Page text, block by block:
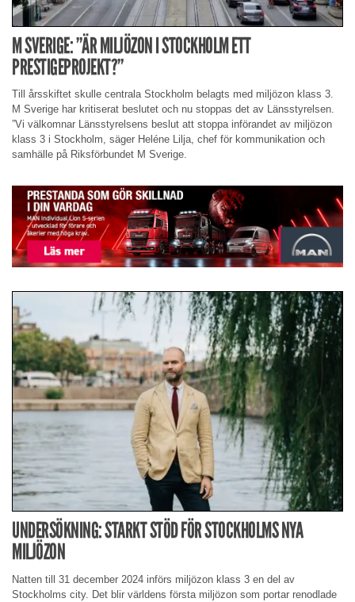
M SVERIGE: ”ÄR MILJÖZON I STOCKHOLM ETT
PRESTIGEPROJEKT?”
Till årsskiftet skulle centrala Stockholm belagts med miljözon klass 3.
M Sverige har kritiserat beslutet och nu stoppas det av Länsstyrelsen.
”Vi välkomnar Länsstyrelsens beslut att stoppa införandet av miljözon
klass 3 i Stockholm, säger Heléne Lilja, chef för kommunikation och
samhälle på Riksförbundet M Sverige.
UNDERSÖKNING: STARKT STÖD FÖR STOCKHOLMS NYA
MILJÖZON
Natten till 31 december 2024 införs miljözon klass 3 en del av
Stockholms city. Det blir världens första miljözon som portar renodlade